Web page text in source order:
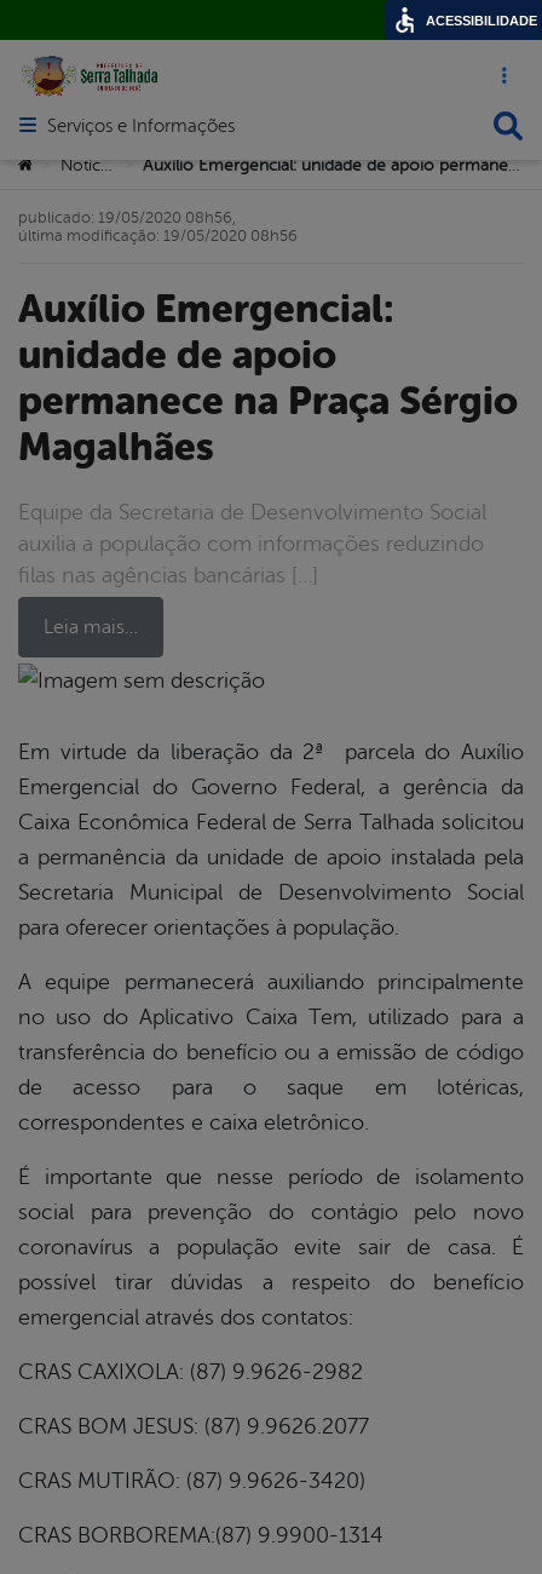
Acesso
Abrir menu principal de navegação
Serviços e Informações
Você está aqui:
> Notícias >
Auxílio Emergencial:
unidade de apoio
permanece na Praça Sérgio
Magalhães
Equipe da Secretaria de Desenvolvimento Social
auxilia a população com informações reduzindo
filas nas agências bancárias […]
Leia mais…
publicado: 19/05/2020 08h56,
última modificação: 19/05/2020 08h56
Em virtude da liberação da 2ª parcela do Auxílio
Emergencial do Governo Federal, a gerência da
Caixa Econômica Federal de Serra Talhada solicitou
a permanência da unidade de apoio instalada pela
Secretaria Municipal de Desenvolvimento Social
para oferecer orientações à população.
A equipe permanecerá auxiliando principalmente
no uso do Aplicativo Caixa Tem, utilizado para a
transferência do benefício ou a emissão de código
de acesso para o saque em lotéricas,
correspondentes e caixa eletrônico.
É importante que nesse período de isolamento
social para prevenção do contágio pelo novo
coronavírus a população evite sair de casa. É
possível tirar dúvidas a respeito do benefício
emergencial através dos contatos:
CRAS CAXIXOLA: (87) 9.9626-2982
CRAS BOM JESUS: (87) 9.9626.2077
CRAS MUTIRÃO: (87) 9.9626-3420)
CRAS BORBOREMA:(87) 9.9900-1314
ACESSIBILIDADE